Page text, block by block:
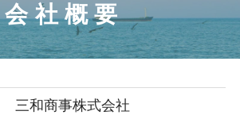
会 社 概 要
三和商事株式会社